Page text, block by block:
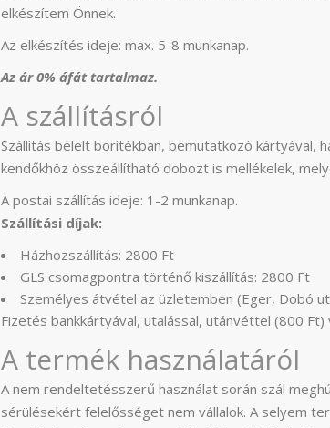
elkészítem Önnek.
Az elkészítés ideje: max. 5-8 munkanap.
Az ár 0% áfát tartalmaz.
A szállításról
Szállítás bélelt borítékban, bemutatkozó kártyával,
kendőkhöz összeállítható dobozt is mellékelek,
A postai szállítás ideje: 1-2 munkanap.
Szállítási díjak:
Házhozszállítás: 2800 Ft
GLS csomagpontra történő kiszállítás: 2800 Ft
Személyes átvétel az üzletemben (Eger, Dobó
Fizetés bankkártyával, utalással, utánvéttel (800
A termék használatáról
A nem rendeltetésszerű használat során szál
sérülésekért felelősséget nem vállalok. A selyem